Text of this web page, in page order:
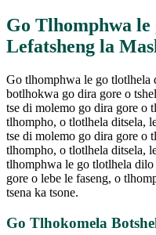
Go Tlhomphwa
Lefatsheng la
Go tlhomphwa le go tlotlhela
botlhokwa go dira gore o
tse di molemo go dira gore o
tlhompho, o tlotlhela ditsela,
tse di molemo go dira gore o
tlhompho, o tlotlhela ditsela,
tlhomphwa le go tlotlhela dilo
gore o lebe le faseng, o
tsena ka tsone.
Go Tlhokomela